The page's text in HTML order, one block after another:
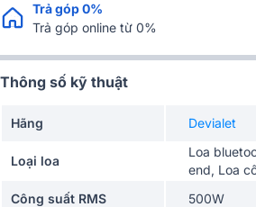
Trả góp 0%
Trả góp online từ 0%
Thông số kỹ thuật
Hãng Devialet
Loại loa
Loa
end, Loa
Công suất RMS
500W